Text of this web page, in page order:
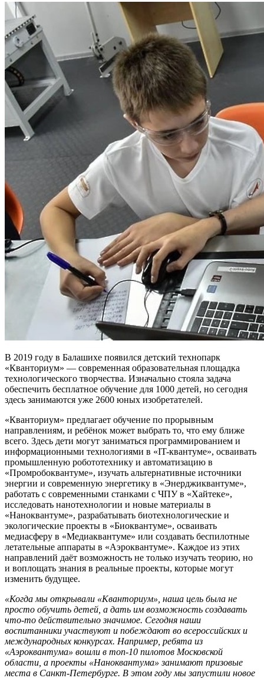
В 2019 году в Балашихе появился детский технопарк
«Кванториум» — современная образовательная площадка
технологического творчества. Изначально стояла задача
обеспечить бесплатное обучение для 1000 детей, но сегодня
здесь занимаются уже 2600 юных изобретателей.
«Кванториум» предлагает обучение по прорывным
направлениям, и ребёнок может выбрать то, что ему ближе
всего. Здесь дети могут заниматься программированием и
информационными технологиями в «IT-квантуме», осваивать
промышленную робототехнику и автоматизацию в
«Промробоквантуме», изучать альтернативные источники
энергии и современную энергетику в «Энерджиквантуме»,
работать с современными станками с ЧПУ в «Хайтеке»,
исследовать нанотехнологии и новые материалы в
«Наноквантуме», разрабатывать биотехнологические и
экологические проекты в «Биоквантуме», осваивать
медиасферу в «Медиаквантуме» или создавать беспилотные
летательные аппараты в «Аэроквантуме». Каждое из этих
направлений даёт возможность не только изучать теорию, но
и воплощать знания в реальные проекты, которые могут
изменить будущее.
«Когда мы открывали «Кванториум», наша цель была не
просто обучить детей, а дать им возможность создавать
что-то действительно значимое. Сегодня наши
воспитанники участвуют и побеждают во всероссийских и
международных конкурсах. Например, ребята из
«Аэроквантума» вошли в топ-10 пилотов Московской
области, а проекты «Наноквантума» занимают призовые
места в Санкт-Петербурге. В этом году мы запустили новое